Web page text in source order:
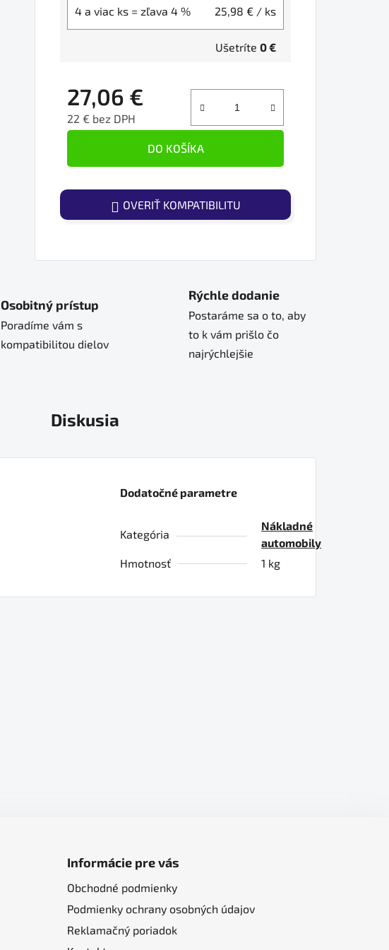
4 a viac ks = zľava 4 % 25,98 € / ks
Ušetríte 0 €
27,06 €
22 € bez DPH
DO KOŠÍKA
OVERIŤ KOMPATIBILITU
Osobitný prístup
Poradíme vám s
kompatibilitou dielov
Rýchle dodanie
Postaráme sa o to, aby
to k vám prišlo čo
najrýchlejšie
Diskusia
Dodatočné parametre
Kategória
Nákladné
automobily
Hmotnosť
1 kg
Informácie pre vás
Obchodné podmienky
Podmienky ochrany osobných údajov
Reklamačný poriadok